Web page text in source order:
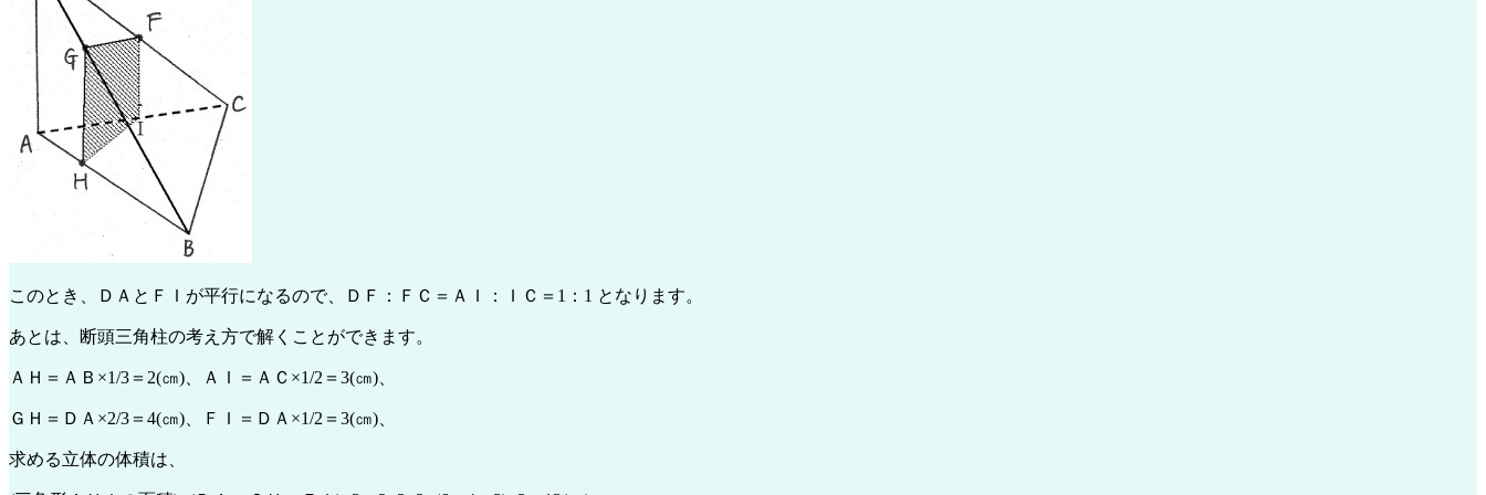
このとき、ＤＡとＦＩが平行になるので、ＤＦ：ＦＣ＝ＡＩ：ＩＣ＝1：1 となります。
あとは、断頭三角柱の考え方で解くことができます。
ＡＨ＝ＡＢ×1/3＝2(㎝)、ＡＩ＝ＡＣ×1/2＝3(㎝)、
ＧＨ＝ＤＡ×2/3＝4(㎝)、ＦＩ＝ＤＡ×1/2＝3(㎝)、
求める立体の体積は、